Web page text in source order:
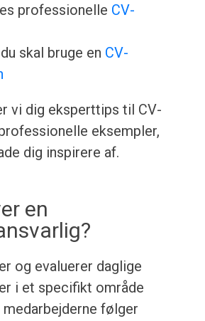
professionelle CV-
skal bruge en CV-
vi dig eksperttips til CV-
eksempler,
dig inspirere af.
en
og evaluerer daglige
i et specifikt område
medarbejderne følger